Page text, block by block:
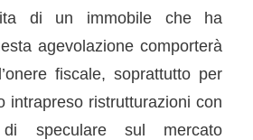
di un immobile che ha
agevolazione comporterà
fiscale, soprattutto per
intrapreso ristrutturazioni con
di speculare sul mercato